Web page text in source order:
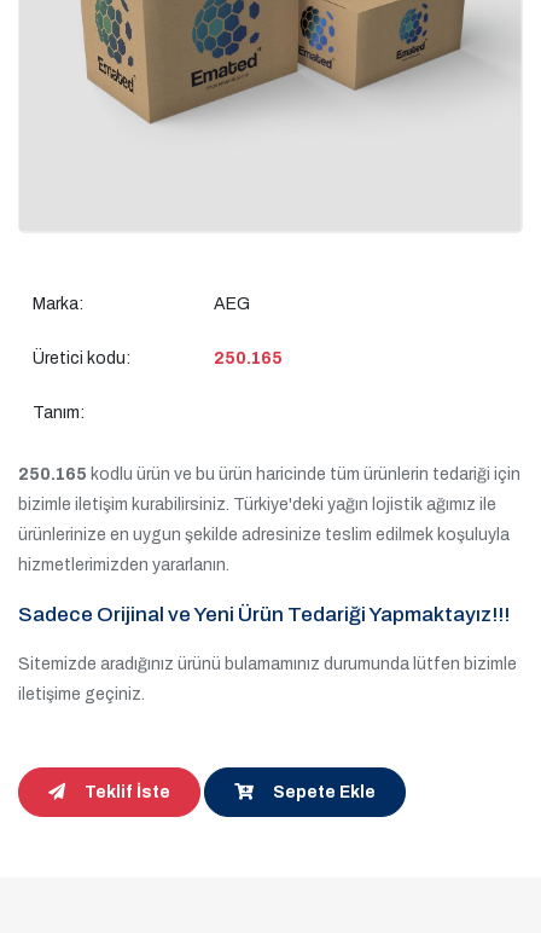
Marka: AEG
Üretici kodu: 250.165
Tanım:
250.165 kodlu ürün ve bu ürün haricinde tüm ürünlerin tedariği için
bizimle iletişim kurabilirsiniz. Türkiye'deki yağın lojistik ağımız ile
ürünlerinize en uygun şekilde adresinize teslim edilmek koşuluyla
hizmetlerimizden yararlanın.
Sadece Orijinal ve Yeni Ürün Tedariği Yapmaktayız!!!
Sitemizde aradığınız ürünü bulamamınız durumunda lütfen bizimle
iletişime geçiniz.
Teklif İste Sepete Ekle